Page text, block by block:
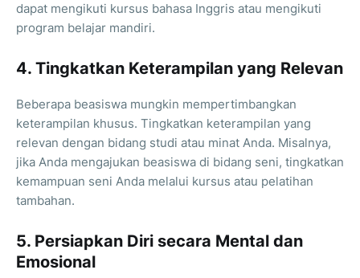
dapat mengikuti kursus bahasa Inggris atau mengikuti
program belajar mandiri.
4. Tingkatkan Keterampilan yang Relevan
Beberapa beasiswa mungkin mempertimbangkan
keterampilan khusus. Tingkatkan keterampilan yang
relevan dengan bidang studi atau minat Anda. Misalnya,
jika Anda mengajukan beasiswa di bidang seni, tingkatkan
kemampuan seni Anda melalui kursus atau pelatihan
tambahan.
5. Persiapkan Diri secara Mental dan
Emosional